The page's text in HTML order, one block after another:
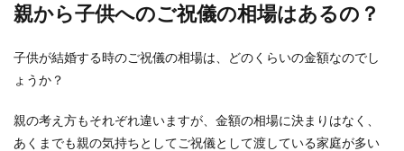
り、どう...
婚姻届の提出先を二人の思い出の地にしたいと考
親から子供へのご祝儀の相場はあるの？
子供が結婚する時のご祝儀の相場は、どのくらいの金額なのでし
ょうか？
親の考え方もそれぞれ違いますが、金額の相場に決まりはなく、
あくまでも親の気持ちとしてご祝儀として渡している家庭が多い